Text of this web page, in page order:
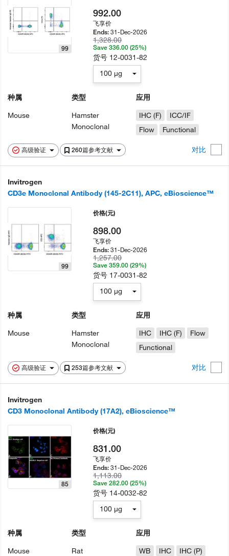
高级验证 260篇参考文献 对比
99
种属
Mouse
类型
Hamster
Monoclonal
应用
IHC (F)
ICC/IF
Flow
Functional
992.00
飞享价
Ends:31-Dec-2026
1,328.00
Save 336.00 (25%)
货号 12-0031-82
100 µg
Invitrogen
CD3e Monoclonal Antibody (145-2C11), APC, eBioscience™
高级验证 253篇参考文献 对比
99
种属
Mouse
类型
Hamster
Monoclonal
应用
IHC
IHC (F)
Flow
Functional
价格(元)
898.00
飞享价
Ends:31-Dec-2026
1,257.00
Save 359.00 (29%)
货号 17-0031-82
100 µg
Invitrogen
CD3 Monoclonal Antibody (17A2), eBioscience™
85
种属
Mouse
类型
Rat
应用
WB
IHC
IHC (P)
价格(元)
831.00
飞享价
Ends:31-Dec-2026
1,113.00
Save 282.00 (25%)
货号 14-0032-82
100 µg